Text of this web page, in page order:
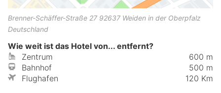
Brenner-Schäffer-Straße 27 92637 Weiden in der Oberpfalz
Deutschland
Wie weit ist das Hotel von... entfernt?
Zentrum
600 m
Bahnhof
500 m
Flughafen
120 Km